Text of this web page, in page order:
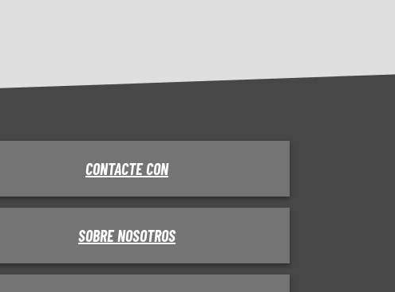
CONTACTE CON
SOBRE NOSOTROS